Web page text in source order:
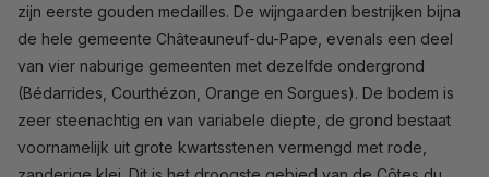
zijn eerste gouden medailles. De wijngaarden bestrijken bijna
de hele gemeente Châteauneuf-du-Pape, evenals een deel
van vier naburige gemeenten met dezelfde ondergrond
(Bédarrides, Courthézon, Orange en Sorgues). De bodem is
zeer steenachtig en van variabele diepte, de grond bestaat
voornamelijk uit grote kwartsstenen vermengd met rode,